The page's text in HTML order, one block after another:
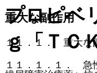
重大な副作用
１１．１． 重大な
１１．１．１． 急
プロピベ
ｇ「ＴＣ